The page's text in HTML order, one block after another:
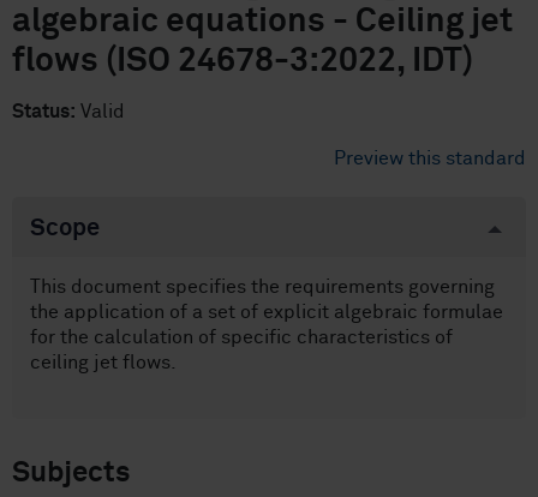
algebraic equations - Ceiling jet
flows (ISO 24678-3:2022, IDT)
Status: Valid
Preview this standard
Scope
This document specifies the requirements governing
the application of a set of explicit algebraic formulae
for the calculation of specific characteristics of
ceiling jet flows.
Subjects